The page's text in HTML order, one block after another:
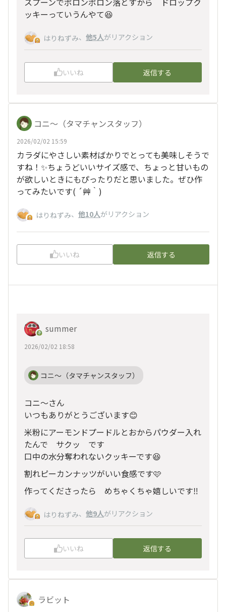
ッキーっていうんやて😆
はりねずみ、 他5人がリアクション
いいね 返信する
コニ～（タマチャンスタッフ）
2026/02/02 15:59
カラダにやさしい素材ばかりでとっても美味しそうで
すね！✨ちょうどいいサイズ感で、ちょっと甘いもの
が欲しいときにもぴったりだと思いました。ぜひ作
ってみたいです( ´艸｀)
はりねずみ、 他10人がリアクション
いいね 返信する
summer
2026/02/02 18:58
コニ～（タマチャンスタッフ）
コニ〜さん
いつもありがとうございます😊
米粉にアーモンドプードルとおからパウダー入れ
たんで サクッ です
口中の水分奪われないクッキーです😆
割れピーカンナッツがいい食感です🩷
作ってくださったら めちゃくちゃ嬉しいです‼️
はりねずみ、 他9人がリアクション
いいね 返信する
ラビット